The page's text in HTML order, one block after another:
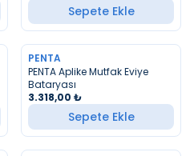
Sepete Ekle
YENI
PENTA
PENTA Aplike Mutfak Eviye
Bataryası
3.318,00 ₺
Sepete Ekle